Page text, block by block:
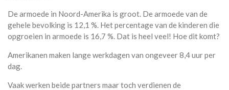
De armoede in Noord-Amerika is groot. De armoede van de
gehele bevolking is 12,1 %. Het percentage van de kinderen die
opgroeien in armoede is 16,7 %. Dat is heel veel! Hoe dit komt?
Amerikanen maken lange werkdagen van ongeveer 8,4 uur per
dag.
Vaak werken beide partners maar toch verdienen de